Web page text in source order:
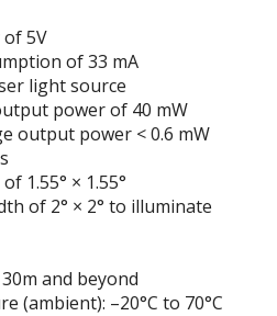
5V
of 33 mA
light source
power of 40 mW
output power < 0.6 mW
1.55° × 1.55°
of 2° × 2° to illuminate
and beyond
(ambient): –20°C to 70°C